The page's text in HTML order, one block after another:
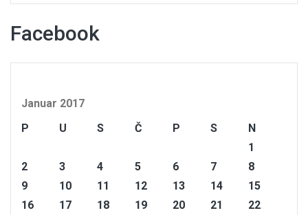
Facebook
Januar 2017
P
U S Č P S
N
1
2
3 4 5 6 7
8
9
10 11 12 13 14
15
16
17 18 19 20 21
22